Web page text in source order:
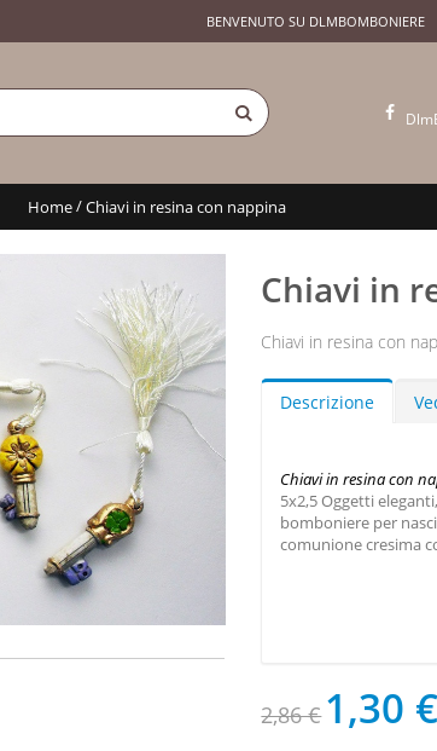
BENVENUTO SU DLMBOMBONIERE
Home/Chiavi in resina con nappina
Chiavi in
Chiavi in resina con
Descrizione
Chiavi in resina con
5x2,5 Oggetti
bomboniere per
comunione cresima
2,86 €1,30 €